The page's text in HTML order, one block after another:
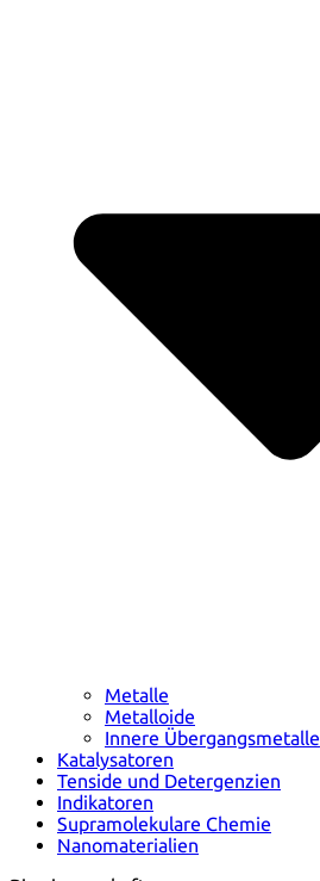
Metalle
Metalloide
Innere Übergangsmetalle
Katalysatoren
Tenside und Detergenzien
Indikatoren
Supramolekulare Chemie
Nanomaterialien